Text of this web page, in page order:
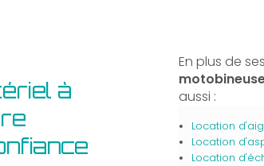
à
En plus de
aussi :
Location
Location
Location